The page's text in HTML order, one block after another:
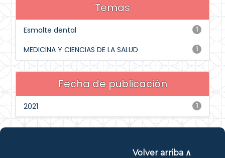
Temas
1
Esmalte dental
1
MEDICINA Y CIENCIAS DE LA SALUD
Fecha de publicación
1
2021
Volver arriba ∧